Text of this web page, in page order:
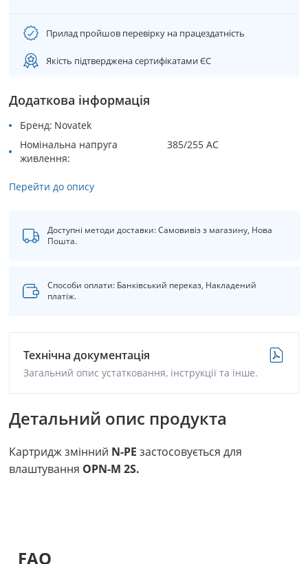
Прилад пройшов перевірку на працездатність
Якість підтверджена сертифікатами ЄС
Додаткова інформація
Бренд Novatek
Номінальна напруга
живлення
385/255 АС
Перейти до опису
Доступні методи доставки: Самовивіз з магазину, Нова
Пошта.
Способи оплати: Банківський переказ, Накладений
платіж.
Технічна документація
Загальний опис устатковання, інструкції та інше.
Детальний опис продукта
Картридж змінний N-PE застосовується для
влаштування OPN-М 2S.
FAQ